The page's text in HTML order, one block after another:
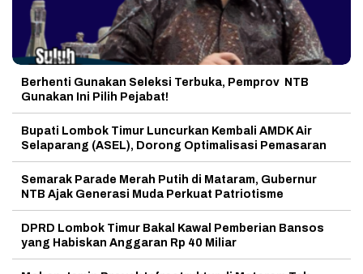
Berhenti Gunakan Seleksi Terbuka, Pemprov NTB
Gunakan Ini Pilih Pejabat!
Bupati Lombok Timur Luncurkan Kembali AMDK Air
Selaparang (ASEL), Dorong Optimalisasi Pemasaran
Semarak Parade Merah Putih di Mataram, Gubernur
NTB Ajak Generasi Muda Perkuat Patriotisme
DPRD Lombok Timur Bakal Kawal Pemberian Bansos
yang Habiskan Anggaran Rp 40 Miliar